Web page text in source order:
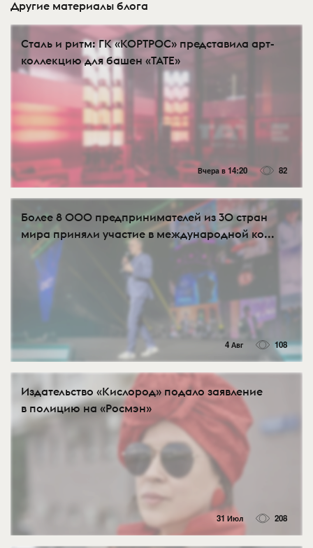
Другие материалы блога
Сталь и ритм: ГК «КОРТРОС» представила арт-
коллекцию для башен «TATE»
Вчера в 14:20 82
Более 8 000 предпринимателей из 30 стран
мира приняли участие в международной ко...
4 Авг 108
Издательство «Кислород» подало заявление
в полицию на «Росмэн»
31 Июл 208